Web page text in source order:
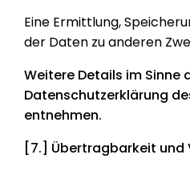
Eine Ermittlung,
der Daten zu anderen
Weitere Details im Sinne
Datenschutzerklärung
entnehmen.
[7.] Übertragbarkeit und